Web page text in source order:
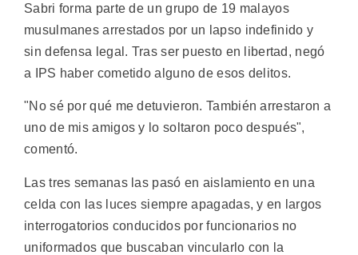
Sabri forma parte de un grupo de 19 malayos
musulmanes arrestados por un lapso indefinido y
sin defensa legal. Tras ser puesto en libertad, negó
a IPS haber cometido alguno de esos delitos.
"No sé por qué me detuvieron. También arrestaron a
uno de mis amigos y lo soltaron poco después",
comentó.
Las tres semanas las pasó en aislamiento en una
celda con las luces siempre apagadas, y en largos
interrogatorios conducidos por funcionarios no
uniformados que buscaban vincularlo con la